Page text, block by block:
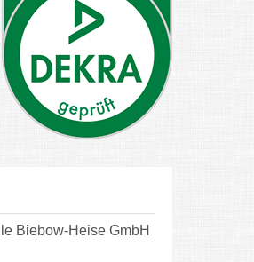
Biebow-Heise GmbH